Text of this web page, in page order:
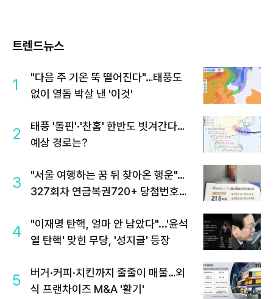
트렌드뉴스
1
"다음 주 기온 뚝 떨어진다"…태풍도
없이 열돔 박살 낸 '이것'
2
태풍 '돌핀'·'찬홈' 한반도 빗겨간다…
예상 경로는?
3
"서울 여행하는 꿈 뒤 찾아온 행운"…
327회차 연금복권720+ 당첨번호조
4
"이재명 탄핵, 얼마 안 남았다"...'윤석
열 탄핵' 맞힌 무당, '성지글' 등장
5
버거·커피·치킨까지 줄줄이 매물…외
식 프랜차이즈 M&A '활기'